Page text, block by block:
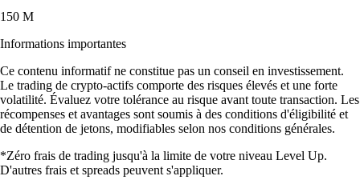
150 M
Informations importantes
Ce contenu informatif ne constitue pas un conseil en investissement.
Le trading de crypto-actifs comporte des risques élevés et une forte
volatilité. Évaluez votre tolérance au risque avant toute transaction. Les
récompenses et avantages sont soumis à des conditions d'éligibilité et
de détention de jetons, modifiables selon nos conditions générales.
*Zéro frais de trading jusqu'à la limite de votre niveau Level Up.
D'autres frais et spreads peuvent s'appliquer.